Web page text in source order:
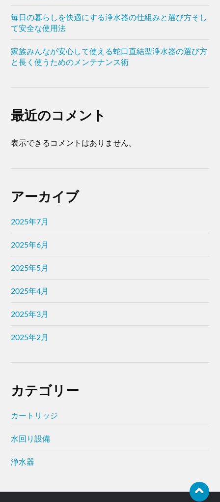
毎日の暮らしを快適にする浄水器の仕組みと選び方そし
て安全な使用法
家族みんなが安心して使える蛇口直結型浄水器の選び方
と長く使うためのメンテナンス術
最近のコメント
表示できるコメントはありません。
アーカイブ
2025年7月
2025年6月
2025年5月
2025年4月
2025年3月
2025年2月
カテゴリー
カートリッジ
水回り設備
浄水器